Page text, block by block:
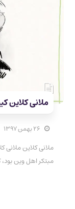
ملانی کلاین
۲۶ بهمن ۱۳۹۷
مبتکر اهل وین بود، که در سن 26 سالگی